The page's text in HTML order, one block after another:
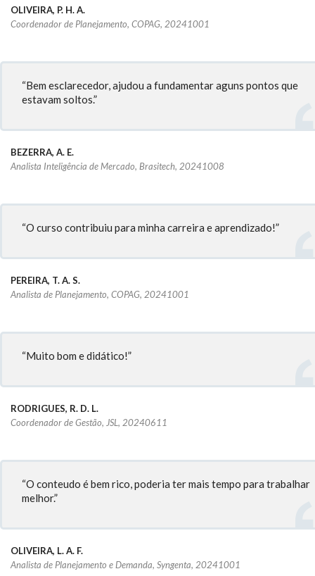
OLIVEIRA, P. H. A.
Coordenador de Planejamento, COPAG, 20241001
“Bem esclarecedor, ajudou a fundamentar aguns pontos que
estavam soltos.”
BEZERRA, A. E.
Analista Inteligência de Mercado, Brasitech, 20241008
“O curso contribuiu para minha carreira e aprendizado!”
PEREIRA, T. A. S.
Analista de Planejamento, COPAG, 20241001
“Muito bom e didático!”
RODRIGUES, R. D. L.
Coordenador de Gestão, JSL, 20240611
“O conteudo é bem rico, poderia ter mais tempo para trabalhar
melhor.”
OLIVEIRA, L. A. F.
Analista de Planejamento e Demanda, Syngenta, 20241001